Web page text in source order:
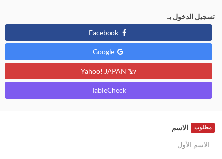
تسجيل الدخول بـ
Facebook
Google
TableCheck
الاسم مطلوب